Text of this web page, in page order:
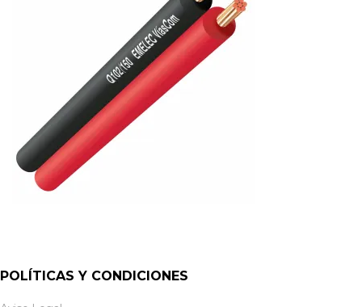
POLÍTICAS Y CONDICIONES